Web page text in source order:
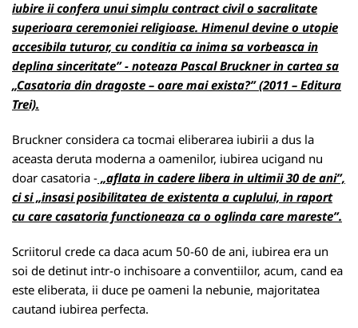
iubire ii confera unui simplu contract civil o sacralitate
superioara ceremoniei religioase. Himenul devine o utopie
accesibila tuturor, cu conditia ca inima sa vorbeasca in
deplina sinceritate” - noteaza Pascal Bruckner in cartea sa
„Casatoria din dragoste – oare mai exista?” (2011 – Editura
Trei).
Bruckner considera ca tocmai eliberarea iubirii a dus la
aceasta deruta moderna a oamenilor, iubirea ucigand nu
doar casatoria - „aflata in cadere libera in ultimii 30 de ani”,
ci si „insasi posibilitatea de existenta a cuplului, in raport
cu care casatoria functioneaza ca o oglinda care mareste”.
Scriitorul crede ca daca acum 50-60 de ani, iubirea era un
soi de detinut intr-o inchisoare a conventiilor, acum, cand ea
este eliberata, ii duce pe oameni la nebunie, majoritatea
cautand iubirea perfecta.